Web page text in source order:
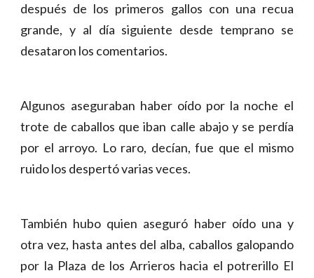
después de los primeros gallos con una recua
grande, y al día siguiente desde temprano se
desataron los comentarios.
Algunos aseguraban haber oído por la noche el
trote de caballos que iban calle abajo y se perdía
por el arroyo. Lo raro, decían, fue que el mismo
ruido los despertó varias veces.
También hubo quien aseguró haber oído una y
otra vez, hasta antes del alba, caballos galopando
por la Plaza de los Arrieros hacia el potrerillo El